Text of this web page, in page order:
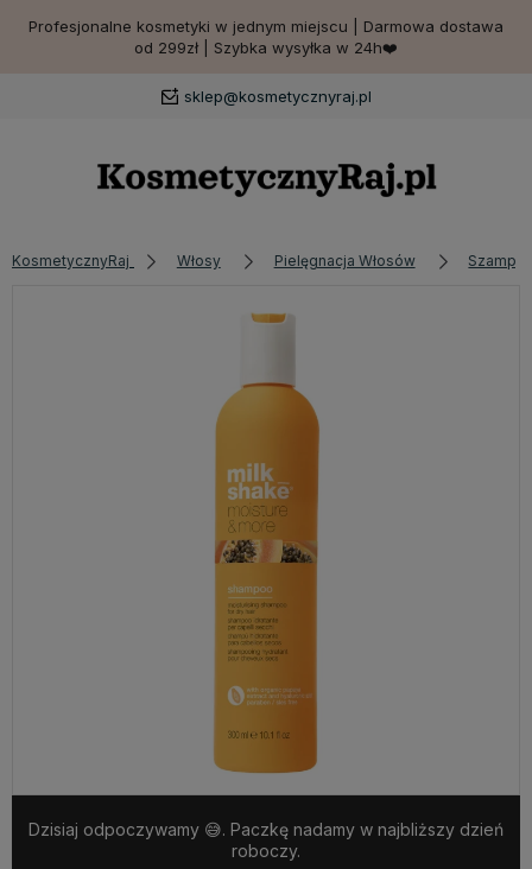
Profesjonalne kosmetyki w jednym miejscu | Darmowa dostawa
od 299zł | Szybka wysyłka w 24h❤️
sklep@kosmetycznyraj.pl
KosmetycznyRaj Włosy Pielęgnacja Włosów
Dzisiaj odpoczywamy 😅. Paczkę nadamy w najbliższy dzień
roboczy.